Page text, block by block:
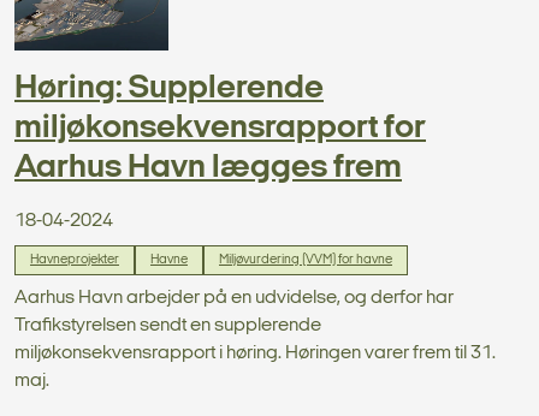
Høring: Supplerende
miljøkonsekvensrapport for
Aarhus Havn lægges frem
18-04-2024
Havneprojekter Havne Miljøvurdering (VVM) for havne
Aarhus Havn arbejder på en udvidelse, og derfor har
Trafikstyrelsen sendt en supplerende
miljøkonsekvensrapport i høring. Høringen varer frem til 31.
maj.